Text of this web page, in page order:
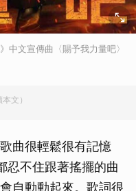
中文宣傳曲〈賜予我力量吧〉
文）
曲很輕鬆很有記憶
忍不住跟著搖擺的曲
自動動起來。歌詞很